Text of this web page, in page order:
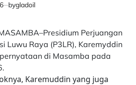
bygladoil
Perjuangan
Luwu Raya (P3LR), Karemyddin
di Masamba pada
Karemuddin yang juga